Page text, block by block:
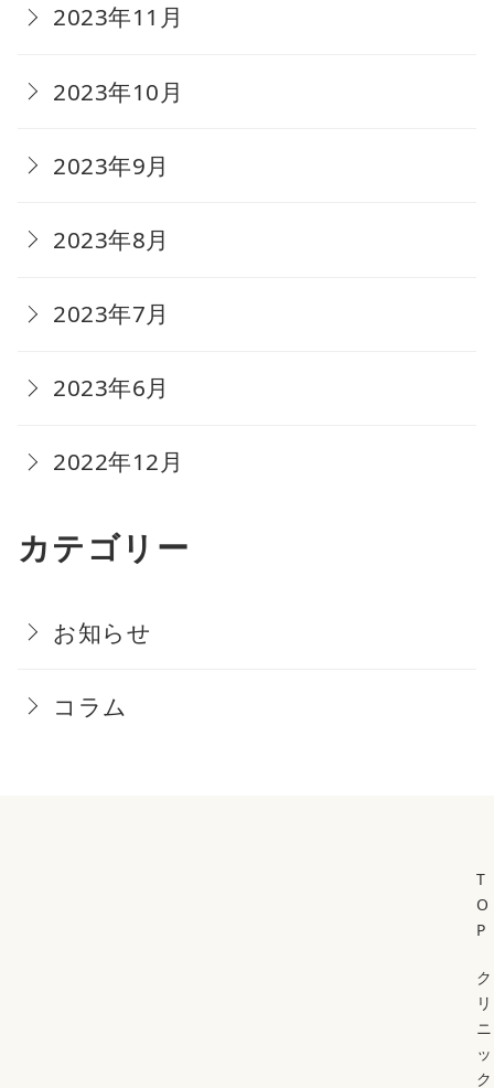
2023年11月
2023年10月
2023年9月
2023年8月
2023年7月
2023年6月
2022年12月
カテゴリー
お知らせ
コラム
T
O
P
ク
リ
ニ
ッ
ク